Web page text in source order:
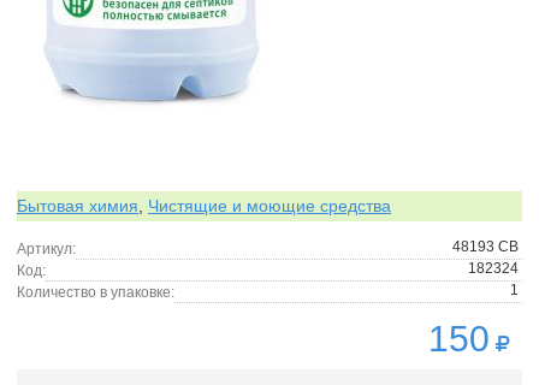
Бытовая химия Чистящие и моющие средства
Артикул:
48193 СВ
Код:
182324
Количество в упаковке:
1
150